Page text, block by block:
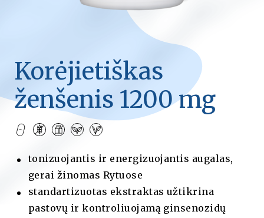
Korėjietiškas
ženšenis 1200 mg
tonizuojantis ir energizuojantis augalas,
gerai žinomas Rytuose
standartizuotas ekstraktas užtikrina
pastovų ir kontroliuojamą ginsenozidų